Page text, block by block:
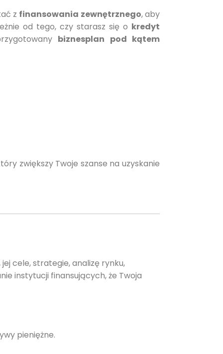
z finansowania zewnętrznego, aby
od tego, czy starasz się o kredyt
biznesplan pod kątem
zwiększy Twoje szanse na uzyskanie
cele, strategie, analizę rynku,
instytucji finansujących, że Twoja
pieniężne.